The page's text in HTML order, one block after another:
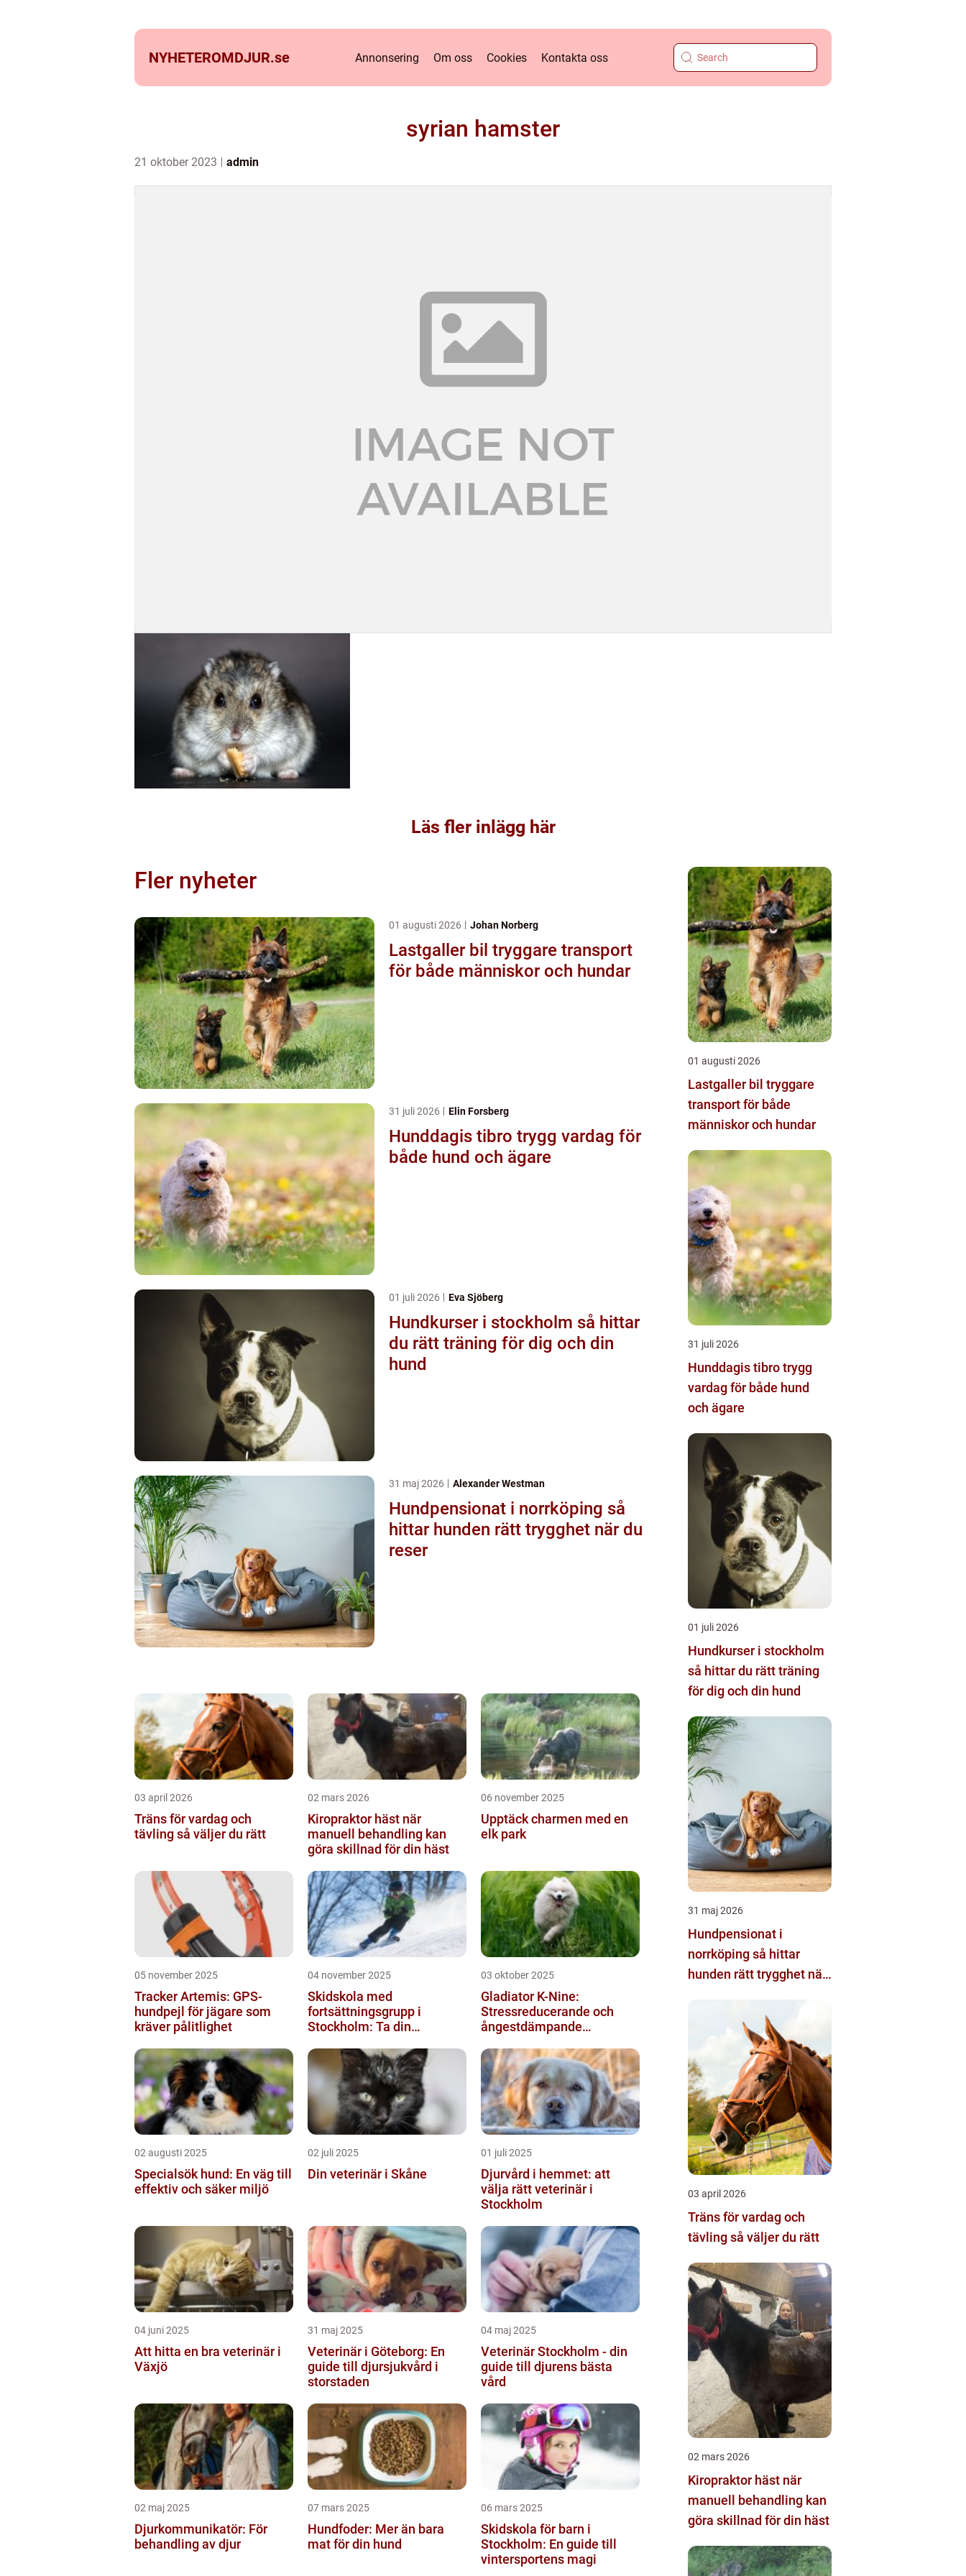
NYHETEROMDJUR.se Annonsering Om oss Cookies Kontakta oss
syrian hamster
21 oktober 2023 admin
Läs fler inlägg här
Fler nyheter
01 augusti 2026 Johan Norberg
Lastgaller bil tryggare transport
för både människor och hundar
31 juli 2026 Elin Forsberg
Hunddagis tibro trygg vardag för
både hund och ägare
01 juli 2026 Eva Sjöberg
Hundkurser i stockholm så hittar
du rätt träning för dig och din
hund
31 maj 2026 Alexander Westman
Hundpensionat i norrköping så
hittar hunden rätt trygghet när du
reser
03 april 2026
Träns för vardag och
tävling så väljer du rätt
02 mars 2026
Kiropraktor häst när
manuell behandling kan
göra skillnad för din häst
06 november 2025
Upptäck charmen med en
elk park
05 november 2025
Tracker Artemis: GPS-
hundpejl för jägare som
kräver pålitlighet
04 november 2025
Skidskola med
fortsättningsgrupp i
Stockholm: Ta din
03 oktober 2025
Gladiator K-Nine:
Stressreducerande och
ångestdämpande
02 augusti 2025
Specialsök hund: En väg till
effektiv och säker miljö
02 juli 2025
Din veterinär i Skåne
01 juli 2025
Djurvård i hemmet: att
välja rätt veterinär i
Stockholm
04 juni 2025
Att hitta en bra veterinär i
Växjö
31 maj 2025
Veterinär i Göteborg: En
guide till djursjukvård i
storstaden
04 maj 2025
Veterinär Stockholm - din
guide till djurens bästa
vård
02 maj 2025
Djurkommunikatör: För
behandling av djur
07 mars 2025
Hundfoder: Mer än bara
mat för din hund
06 mars 2025
Skidskola för barn i
Stockholm: En guide till
vintersportens magi
01 augusti 2026
Lastgaller bil tryggare
transport för både
människor och hundar
31 juli 2026
Hunddagis tibro trygg
vardag för både hund
och ägare
01 juli 2026
Hundkurser i stockholm
så hittar du rätt träning
för dig och din hund
31 maj 2026
Hundpensionat i
norrköping så hittar
hunden rätt trygghet när
03 april 2026
Träns för vardag och
tävling så väljer du rätt
02 mars 2026
Kiropraktor häst när
manuell behandling kan
göra skillnad för din häst